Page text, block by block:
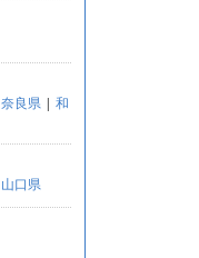
奈良県 | 和
山口県